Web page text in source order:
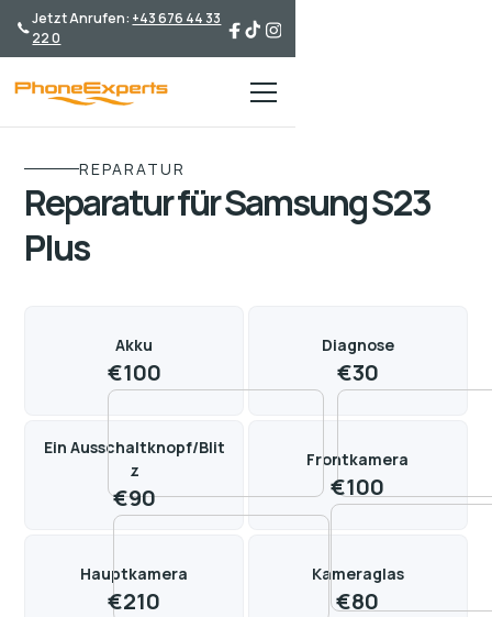
Jetzt Anrufen: +43 676 44 33
22 0
REPARATUR
Reparatur für Samsung S23
Plus
Akku
€100
Diagnose
€30
Ein Ausschaltknopf/Blit
z
€90
Frontkamera
€100
Hauptkamera
€210
Kameraglas
€80